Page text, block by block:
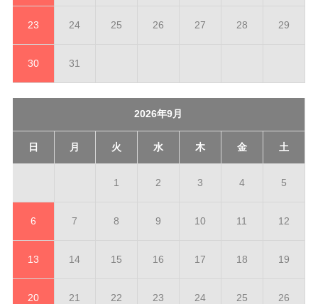
23 24 25 26 27 28 29
30 31
2026年9月
日 月 火 水 木 金 土
1 2 3 4 5
6 7 8 9 10 11 12
13 14 15 16 17 18 19
20 21 22 23 24 25 26